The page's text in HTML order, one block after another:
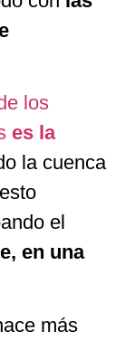
los
es la
la cuenca
el
en una
más